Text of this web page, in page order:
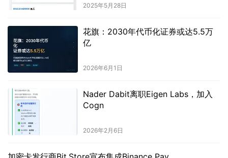
2025年5月28日
花旗：2030年代币化证券或达5.5万
亿
2026年6月1日
Nader Dabit离职Eigen Labs，加入
Cogn
2026年2月6日